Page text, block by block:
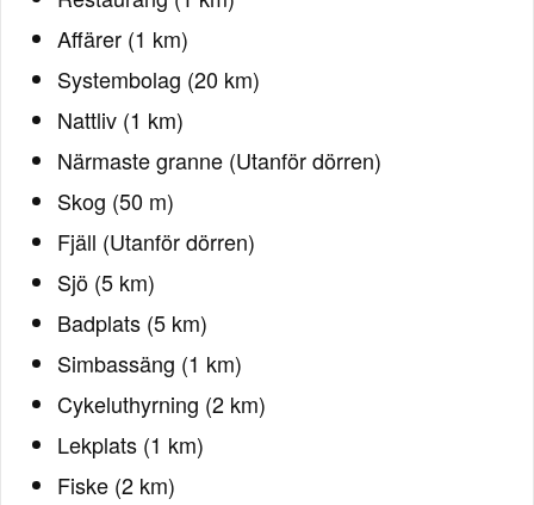
Affärer (1 km)
Systembolag (20 km)
Nattliv (1 km)
Närmaste granne (Utanför dörren)
Skog (50 m)
Fjäll (Utanför dörren)
Sjö (5 km)
Badplats (5 km)
Simbassäng (1 km)
Cykeluthyrning (2 km)
Lekplats (1 km)
Fiske (2 km)